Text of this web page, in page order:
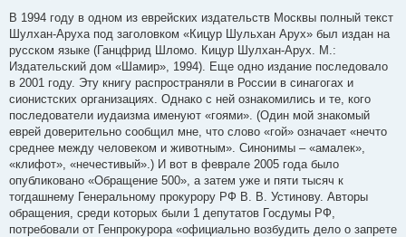
о
щ
е
и
е
В 1994 году в одном из еврейских издательств Москвы полный текст
Шулхан-Аруха под заголовком «Кицур Шульхан Арух» был издан на
русском языке (Ганцфрид Шломо. Кицур Шулхан-Арух. М.:
Издательский дом «Шамир», 1994). Еще одно издание последовало
в 2001 году. Эту книгу распространяли в России в синагогах и
сионистских организациях. Однако с ней ознакомились и те, кого
последователи иудаизма именуют «гоями». (Один мой знакомый
еврей доверительно сообщил мне, что слово «гой» означает «нечто
среднее между человеком и животным». Синонимы – «амалек»,
«клифот», «нечестивый».) И вот в феврале 2005 года было
опубликовано «Обращение 500», а затем уже и пяти тысяч к
тогдашнему Генеральному прокурору РФ В. В. Устинову. Авторы
обращения, среди которых были 1 депутатов Госдумы РФ,
потребовали от Генпрокурора «официально возбудить дело о запрете